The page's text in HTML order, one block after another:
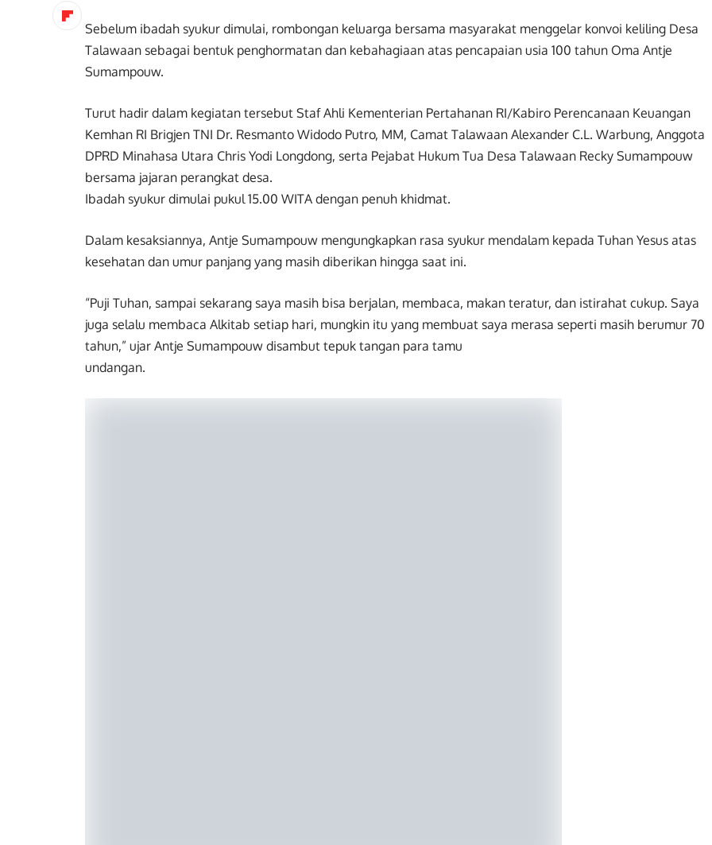
Sebelum ibadah syukur dimulai, rombongan keluarga bersama masyarakat menggelar konvoi keliling Desa
Talawaan sebagai bentuk penghormatan dan kebahagiaan atas pencapaian usia 100 tahun Oma Antje
Sumampouw.
Turut hadir dalam kegiatan tersebut Staf Ahli Kementerian Pertahanan RI/Kabiro Perencanaan Keuangan
Kemhan RI Brigjen TNI Dr. Resmanto Widodo Putro, MM, Camat Talawaan Alexander C.L. Warbung, Anggota
DPRD Minahasa Utara Chris Yodi Longdong, serta Pejabat Hukum Tua Desa Talawaan Recky Sumampouw
bersama jajaran perangkat desa.
Ibadah syukur dimulai pukul 15.00 WITA dengan penuh khidmat.
Dalam kesaksiannya, Antje Sumampouw mengungkapkan rasa syukur mendalam kepada Tuhan Yesus atas
kesehatan dan umur panjang yang masih diberikan hingga saat ini.
“Puji Tuhan, sampai sekarang saya masih bisa berjalan, membaca, makan teratur, dan istirahat cukup. Saya
juga selalu membaca Alkitab setiap hari, mungkin itu yang membuat saya merasa seperti masih berumur 70
tahun,” ujar Antje Sumampouw disambut tepuk tangan para tamu
undangan.